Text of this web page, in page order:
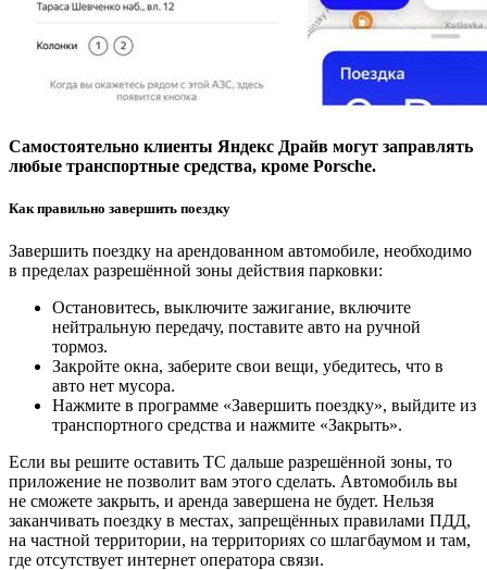
Самостоятельно клиенты Яндекс Драйв могут заправлять
любые транспортные средства, кроме Porsche.
Как правильно завершить поездку
Завершить поездку на арендованном автомобиле, необходимо
в пределах разрешённой зоны действия парковки:
Остановитесь, выключите зажигание, включите
нейтральную передачу, поставите авто на ручной
тормоз.
Закройте окна, заберите свои вещи, убедитесь, что в
авто нет мусора.
Нажмите в программе «Завершить поездку», выйдите из
транспортного средства и нажмите «Закрыть».
Если вы решите оставить ТС дальше разрешённой зоны, то
приложение не позволит вам этого сделать. Автомобиль вы
не сможете закрыть, и аренда завершена не будет. Нельзя
заканчивать поездку в местах, запрещённых правилами ПДД,
на частной территории, на территориях со шлагбаумом и там,
где отсутствует интернет оператора связи.